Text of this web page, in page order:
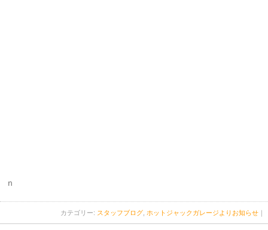
ｎ
カテゴリー: スタッフブログ ホットジャックガレージよりお知らせ ｜